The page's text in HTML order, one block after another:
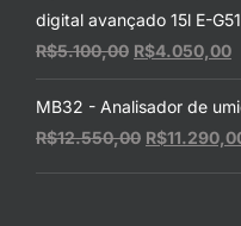
digital avançado 15l E-
R$5.100,00 O
preço
original
era:
R$5.100,00.
R$4.050,00O
MB32 - Analisador de
R$12.550,00 O
R$